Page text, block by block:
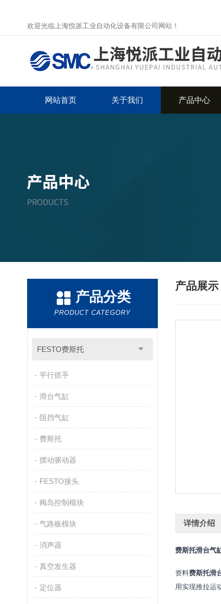
欢迎光临上海悦派工业自动化设备有限公司网站！
网站首页 关于我们 产品中心
产品分类
PRODUCT CATEGORY
FESTO费斯托
平行抓手
滑台气缸
阻挡气缸
费斯托
摆动驱动器
FESTO接头
阀岛控制模块
气路板模块
消声器
真空发生器
定位器
产品展示
详情介绍
费斯托滑台气
资料费斯托滑
用实现推拉运